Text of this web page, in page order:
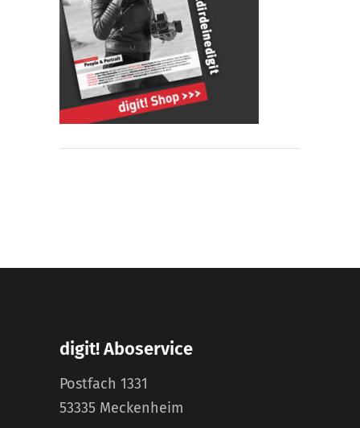
digit! Aboservice
Postfach 1331
53335 Meckenheim